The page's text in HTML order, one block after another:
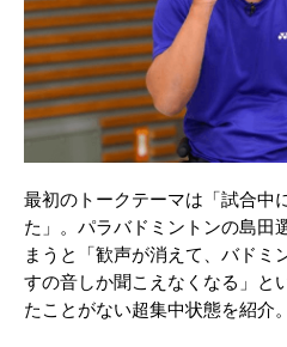
最初のトークテーマは「試合中
た」。パラバドミントンの島田
まうと「歓声が消えて、バドミ
すの音しか聞こえなくなる」と
たことがない超集中状態を紹介。